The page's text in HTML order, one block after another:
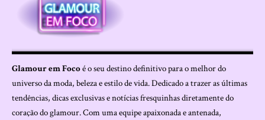
Glamour em Focoé o seu destino definitivo para o melhor do
universo da moda, beleza e estilo de vida. Dedicado a trazer as últimas
tendências, dicas exclusivas e notícias fresquinhas diretamente do
coração do glamour. Com uma equipe apaixonada e antenada,